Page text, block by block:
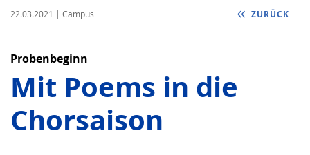
22.03.2021 | Campus ZURÜCK
Probenbeginn
Mit Poems in die
Chorsaison